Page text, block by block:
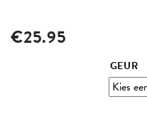
€25.95
GEUR